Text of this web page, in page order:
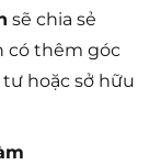
sẽ chia sẻ
có thêm góc
hoặc sở hữu